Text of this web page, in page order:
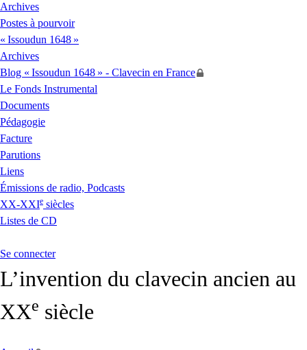
Archives
Postes à pourvoir
« Issoudun 1648 »
Archives
Blog « Issoudun 1648 » - Clavecin en France
Le Fonds Instrumental
Documents
Pédagogie
Facture
Parutions
Liens
Émissions de radio, Podcasts
XX-XXIe siècles
Listes de CD
Se connecter
L’invention du clavecin ancien au
XXe siècle